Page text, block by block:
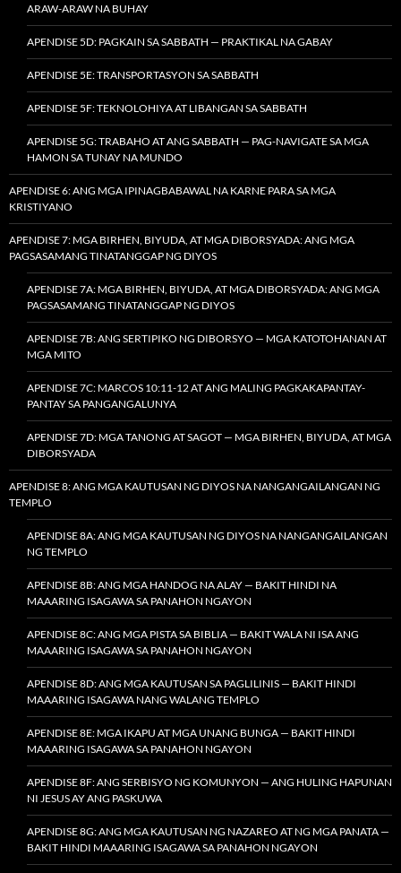
ARAW-ARAW NA BUHAY
APENDISE 5D: PAGKAIN SA SABBATH — PRAKTIKAL NA GABAY
APENDISE 5E: TRANSPORTASYON SA SABBATH
APENDISE 5F: TEKNOLOHIYA AT LIBANGAN SA SABBATH
APENDISE 5G: TRABAHO AT ANG SABBATH — PAG-NAVIGATE SA MGA
HAMON SA TUNAY NA MUNDO
APENDISE 6: ANG MGA IPINAGBABAWAL NA KARNE PARA SA MGA
KRISTIYANO
APENDISE 7: MGA BIRHEN, BIYUDA, AT MGA DIBORSYADA: ANG MGA
PAGSASAMANG TINATANGGAP NG DIYOS
APENDISE 7A: MGA BIRHEN, BIYUDA, AT MGA DIBORSYADA: ANG MGA
PAGSASAMANG TINATANGGAP NG DIYOS
APENDISE 7B: ANG SERTIPIKO NG DIBORSYO — MGA KATOTOHANAN AT
MGA MITO
APENDISE 7C: MARCOS 10:11-12 AT ANG MALING PAGKAKAPANTAY-
PANTAY SA PANGANGALUNYA
APENDISE 7D: MGA TANONG AT SAGOT — MGA BIRHEN, BIYUDA, AT MGA
DIBORSYADA
APENDISE 8: ANG MGA KAUTUSAN NG DIYOS NA NANGANGAILANGAN NG
TEMPLO
APENDISE 8A: ANG MGA KAUTUSAN NG DIYOS NA NANGANGAILANGAN
NG TEMPLO
APENDISE 8B: ANG MGA HANDOG NA ALAY — BAKIT HINDI NA
MAAARING ISAGAWA SA PANAHON NGAYON
APENDISE 8C: ANG MGA PISTA SA BIBLIA — BAKIT WALA NI ISA ANG
MAAARING ISAGAWA SA PANAHON NGAYON
APENDISE 8D: ANG MGA KAUTUSAN SA PAGLILINIS — BAKIT HINDI
MAAARING ISAGAWA NANG WALANG TEMPLO
APENDISE 8E: MGA IKAPU AT MGA UNANG BUNGA — BAKIT HINDI
MAAARING ISAGAWA SA PANAHON NGAYON
APENDISE 8F: ANG SERBISYO NG KOMUNYON — ANG HULING HAPUNAN
NI JESUS AY ANG PASKUWA
APENDISE 8G: ANG MGA KAUTUSAN NG NAZAREO AT NG MGA PANATA —
BAKIT HINDI MAAARING ISAGAWA SA PANAHON NGAYON